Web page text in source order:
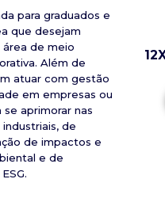
para graduados e
que desejam
de meio
Além de
atuar com gestão
em empresas ou
se aprimorar nas
de
de impactos e
e de